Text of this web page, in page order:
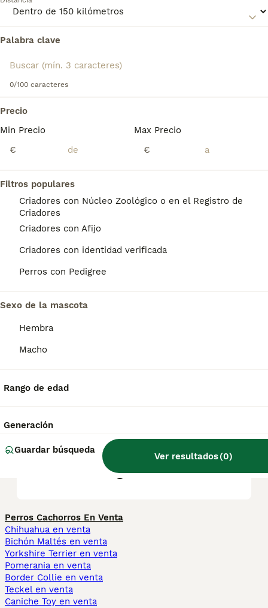
Palabra clave
0/100 caracteres
Precio
Min Precio
€
Max Precio
€
Filtros populares
Criadores con Núcleo Zoológico o en el Registro de
Criadores
Criadores con Afijo
Criadores con identidad verificada
Perros con Pedigree
Sexo de la mascota
Hembra
Macho
Rango de edad
Generación
Guardar búsqueda
Ver resultados(0)
su carácter cariñoso y su adaptabilidad a la vida en
Encontramos 0 Ratón de Praga Perros para
Si deseas exactamente esta búsqueda guarda tu
búsqueda y espera el resultado perfecto:
Preguntas frecuentes
¿Diferencia entre pincher y
ratón de Praga?
La diferencias básicas son: El ratón de praga
tiene el cuello largo, más pequeño de
tamaño, frente ligeramente redondeada. El
Pinscher miniatura difiere del ratón de praga
¿Cuántos cachorros puede
tener un ratón de Praga?
¿Qué raza de perro es el
Ratón de Praga?
Perros Cachorros En Venta
Chihuahua en venta
Bichón Maltés en venta
Yorkshire Terrier en venta
Pomerania en venta
Border Collie en venta
Teckel en venta
Caniche Toy en venta